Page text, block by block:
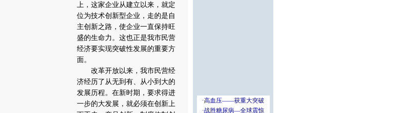
上，这家企业从建立以来，就定
位为技术创新型企业，走的是自
主创新之路，使企业一直保持旺
盛的生命力。这也正是我市民营
经济要实现突破性发展的重要方
面。
改革开放以来，我市民营经
济经历了从无到有、从小到大的
发展历程。在新时期，要求得进
一步的大发展，就必须在创新上